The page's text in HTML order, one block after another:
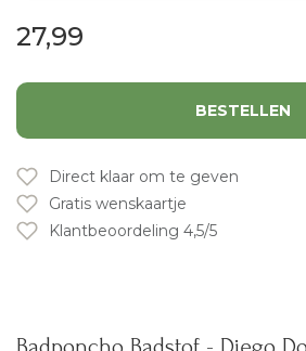
27,99
BESTELLEN
Direct klaar om te geven
Gratis wenskaartje
Klantbeoordeling 4,5/5